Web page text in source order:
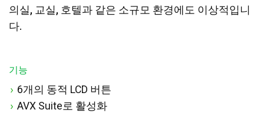
의실, 교실, 호텔과 같은 소규모 환경에도 이상적입니
다.
기능
6개의 동적 LCD 버튼
AVX Suite로 활성화